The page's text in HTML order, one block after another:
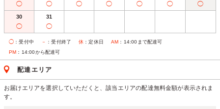
◯ ◯ ◯ ◯ ◯ ◯ ◯
30
◯
31
◯
◯ ：受付中 － ：受付終了 休 ：定休日 AM ：14:00まで配達可
PM ：14:00から配達可
配達エリア
お届けエリアを選択していただくと、該当エリアの配達無料金額が表示されま
す。